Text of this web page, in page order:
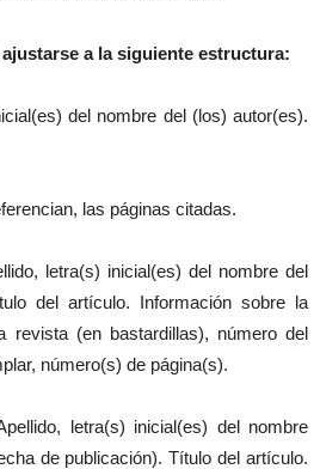
a la siguiente estructura:
del nombre del (los) autor(es).
las páginas citadas.
letra(s) inicial(es) del nombre del
del artículo. Información sobre la
revista (en bastardillas), número del
número(s) de página(s).
letra(s) inicial(es) del nombre
de publicación). Título del artículo.